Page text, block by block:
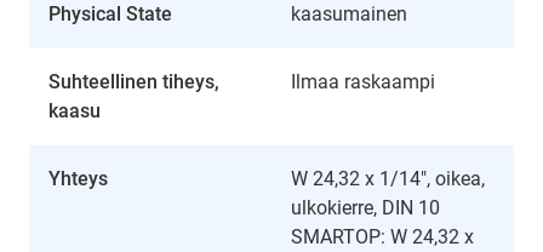
Physical State kaasumainen
Suhteellinen tiheys,
kaasu
Ilmaa raskaampi
Yhteys
W 24,32 x 1/14", oikea,
ulkokierre, DIN 10
SMARTOP: W 24,32 x